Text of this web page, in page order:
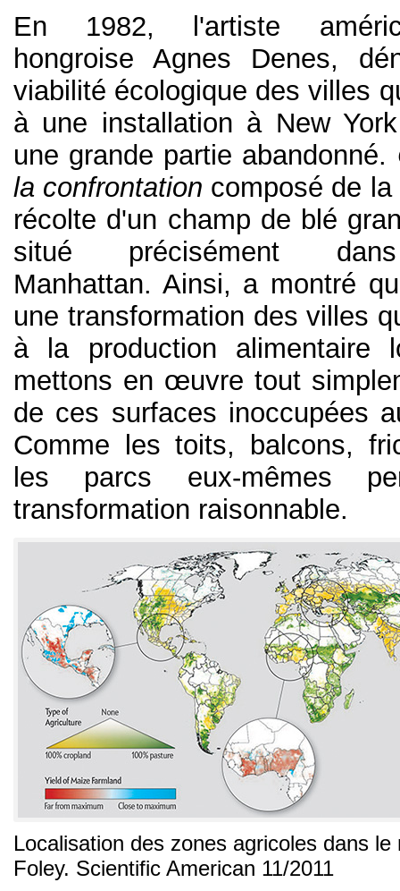
En 1982, l'artiste
hongroise Agnes Denes,
viabilité écologique des villes
à une installation à New
une grande partie abandonné.
la confrontation composé de
récolte d'un champ de blé
situé précisément
Manhattan. Ainsi, a montré
une transformation des villes
à la production alimentaire
mettons en œuvre tout
de ces surfaces inoccupées
Comme les toits, balcons,
les parcs eux-mêmes
transformation raisonnable.
Localisation des zones agricoles dans
Foley. Scientific American 11/2011